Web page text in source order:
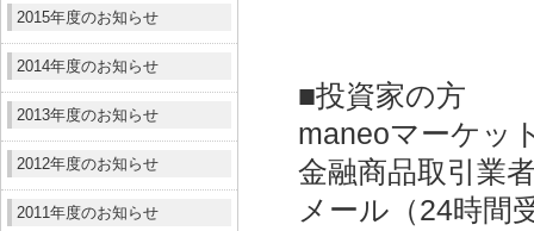
2015年度のお知らせ
2014年度のお知らせ
2013年度のお知らせ
2012年度のお知らせ
2011年度のお知らせ
■投資家の方
maneoマーケッ
金融商品取引業
メール（24時間